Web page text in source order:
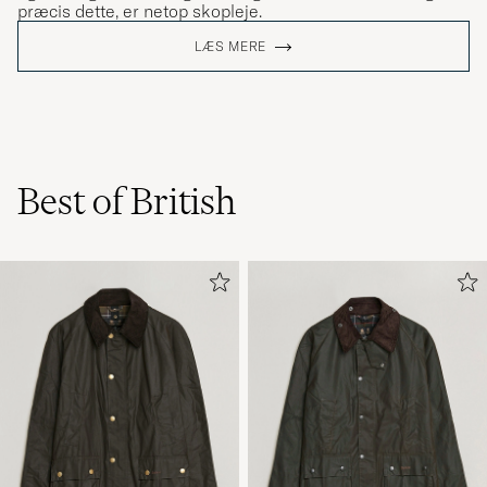
præcis dette, er netop skopleje.
LÆS MERE
Best of British